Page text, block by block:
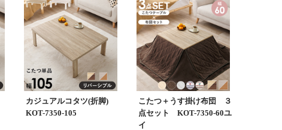
カジュアルコタツ(折脚)
KOT-7350-105
こたつ＋うす掛け布団 ３
点セット KOT-7350-60ユ
イ